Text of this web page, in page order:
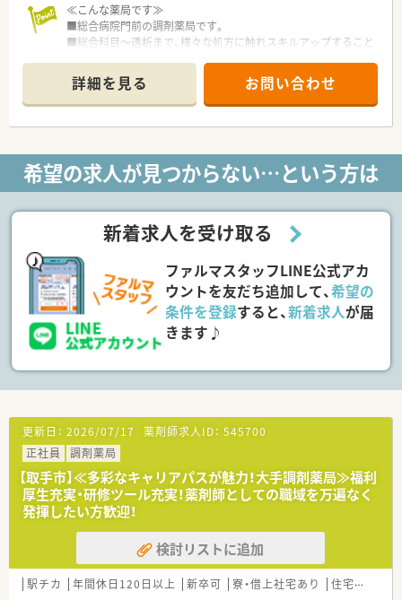
≪こんな薬局です≫
■総合病院門前の調剤薬局です。
■総合科目～透析まで、様々な処方に触れスキルアップすること
■処方箋枚数は70～90枚/日程、常時2～3名体制で対応しており
ます。
全国に展開している大手調剤チェーン店の為
お休み取得や体調不良時の応援カバーも充実！
≪企業の特徴≫
■大学病院や総合病院の門前薬局を中心に、全都道府県に約600
年間休日は125日！働きやすさを追求した職場環境と、ライフ
ひとり暮らしの方や子育てをしながら働く方など、様々なサポ
ートがございます。
■最先端の知識を学べる環境があります！
同社がより力を入れているのが、高度薬学管理、在宅医療、健
康サポートに対する取り組みです。
各分野に合わせた設備整備や研修制度の導入などを進め、薬剤
手当（月50,000円の支給）に反映をしていただけます♪
≪多彩なキャリアスタイルがあります！≫
多角的に事業を展開する同社では、薬剤師としての働き方は決し
てひとつではありません。
調剤薬局で、在宅医療で、病院薬剤師として、管理部門として、教
育担当としてなどなど…活動領域は広がり続けています。
≪数字でみる同企業≫
■大学病院・総合病院を中心とした門前薬局への出店割合 約
詳細を見る お問い合わせ
希望の求人が見つからない…という方は
新着求人を受け取る
ファルマスタッフLINE公式アカ
ウントを友だち追加して、希望の
条件を登録すると、新着求人が届
きます♪
更新日： 2026/07/17 薬剤師求人ID： 545700
正社員
調剤薬局
【取手市】≪多彩なキャリアパスが魅力！大手調剤薬局≫福利
厚生充実・研修ツール充実！薬剤師としての職域を万遍なく
発揮したい方歓迎！
検討リストに追加
駅チカ 年間休日120日以上 新卒可 寮・借上社宅あり 住宅補助(手当)あり